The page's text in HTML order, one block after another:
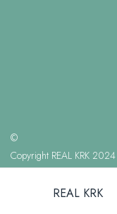
©
Copyright REAL KRK 2024 |
REAL KRK